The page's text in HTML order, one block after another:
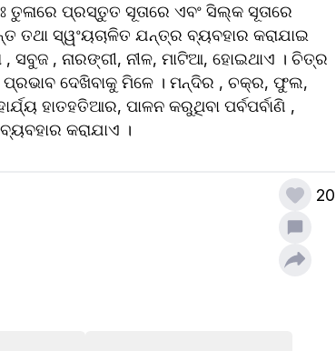
ପ୍ରସ୍ତୁତ ସୂତାରେ ଏବଂ ସିଲ୍କ ସୂତାରେ
ତଥା ସ୍ୱଂୟଚାଳିତ ଯନ୍ତ୍ର ବ୍ୟବହାର କରାଯାଇ
ସବୁଜ , ନାରଙ୍ଗୀ, ନୀଳ, ମାଟିଆ, ହୋଇଥାଏ । ଚିତ୍ର
ପ୍ରଭାବ ଦେଖିବାକୁ ମିଳେ । ମନ୍ଦିର , ଚକ୍ର, ଫୁଲ,
ହାତହତିଆର, ପାଳନ କରୁଥିବା ପର୍ବପର୍ବାଣି ,
କରାଯାଏ ।
20